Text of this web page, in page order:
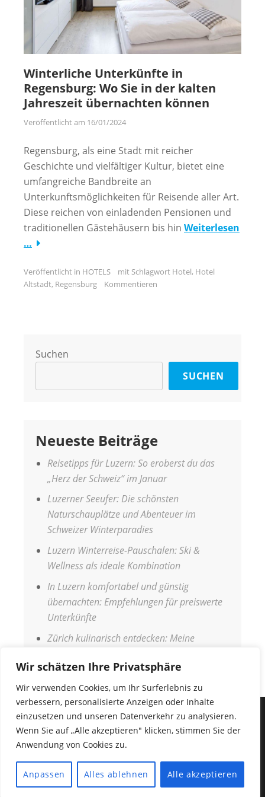
Wir schätzen Ihre Privatsphäre
Wir verwenden Cookies, um Ihr Surferlebnis zu
verbessern, personalisierte Anzeigen oder Inhalte
einzusetzen und unseren Datenverkehr zu analysieren.
Wenn Sie auf „Alle akzeptieren" klicken, stimmen Sie der
Anwendung von Cookies zu.
Anpassen Alles ablehnen Alle akzeptieren
Winterliche Unterkünfte in
Regensburg: Wo Sie in der kalten
Jahreszeit übernachten können
Veröffentlicht am 16/01/2024
Regensburg, als eine Stadt mit reicher
Geschichte und vielfältiger Kultur, bietet eine
umfangreiche Bandbreite an
Unterkunftsmöglichkeiten für Reisende aller Art.
Diese reichen von einladenden Pensionen und
traditionellen Gästehäusern bis hin Weiterlesen
…
Veröffentlicht in HOTELS mit Schlagwort Hotel, Hotel
Altstadt, Regensburg Kommentieren
Suchen
SUCHEN
Neueste Beiträge
Reisetipps für Luzern: So eroberst du das
„Herz der Schweiz“ im Januar
Luzerner Seeufer: Die schönsten
Naturschauplätze und Abenteuer im
Schweizer Winterparadies
Luzern Winterreise-Pauschalen: Ski &
Wellness als ideale Kombination
In Luzern komfortabel und günstig
übernachten: Empfehlungen für preiswerte
Unterkünfte
Zürich kulinarisch entdecken: Meine
IMPRESSUM
DATENSCHUTZERKLÄRUNG
COPYRIGHT © 2026URLAUBSANGEBOTE • Fabulous
Fluid vonCatch Themes